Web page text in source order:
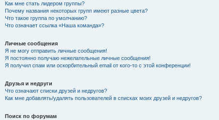
Как мне стать лидером группы?
Почему названия некоторых групп имеют разные цвета?
Что такое группа по умолчанию?
Что означает ссылка «Наша команда»?
Личные сообщения
Я не могу отправить личные сообщения!
Я постоянно получаю нежелательные личные сообщения!
Я получил спам или оскорбительный email от кого-то с этой конференции!
Друзья и недруги
Что означают списки друзей и недругов?
Как мне добавлять/удалять пользователей в списках моих друзей и недругов?
Поиск по форумам